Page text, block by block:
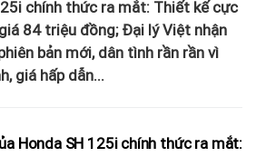
chính thức ra mắt: Thiết kế cực
giá 84 triệu đồng; Đại lý Việt nhận
bản mới, dân tình rần rần vì
giá hấp dẫn...
Honda SH 125i chính thức ra mắt: